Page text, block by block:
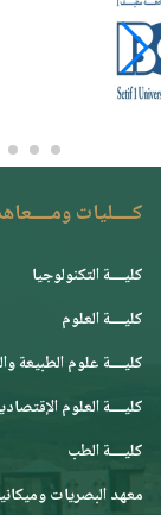
كــــليات
كليــــة التكنولوجيا
كليــــة العلوم
كليــــة علوم الطبيعة
كليــــة العلوم
كليــــة الطب
معهد البصريات